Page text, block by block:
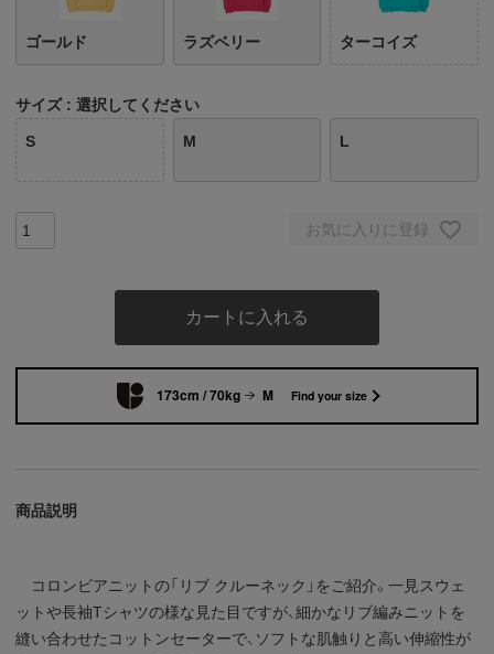
ゴールド ラズベリー ターコイズ
サイズ 選択してください
S M L
お気に入りに登録
カートに入れる
173cm / 70kg M Find your size
商品説明
コロンビアニットの「リブ クルーネック」をご紹介。一見スウェ
ットや長袖Tシャツの様な見た目ですが、細かなリブ編みニットを
縫い合わせたコットンセーターで、ソフトな肌触りと高い伸縮性が